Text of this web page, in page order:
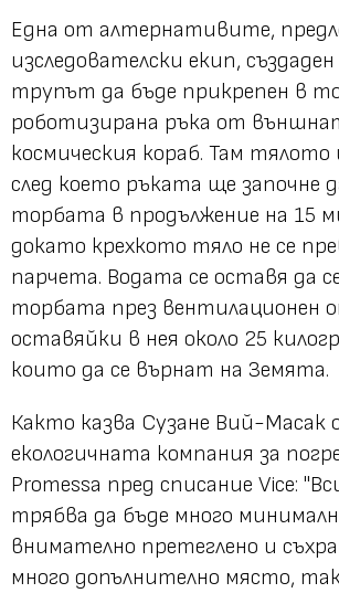
Една от алтернативите,
изследователски екип,
трупът да бъде прикрепен в
роботизирана ръка от
космическия кораб. Там тялото
след което ръката ще започне
торбата в продължение на 15
докато крехкото тяло не се
парчета. Водата се оставя да
торбата през вентилационен
оставяйки в нея около 25
които да се върнат на Земята.
Както казва Сузане Вий-Масак
екологичната компания за
Promessa пред списание Vice:
трябва да бъде много
внимателно претеглено и
много допълнително място,